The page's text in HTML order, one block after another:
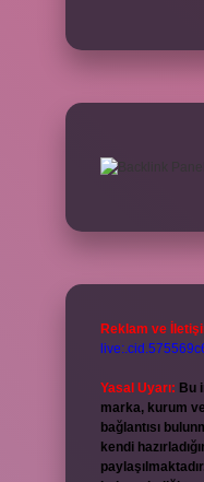
Reklam ve
Yasal Uyarı: Bu
marka, kurum
bağlantısı
kendi